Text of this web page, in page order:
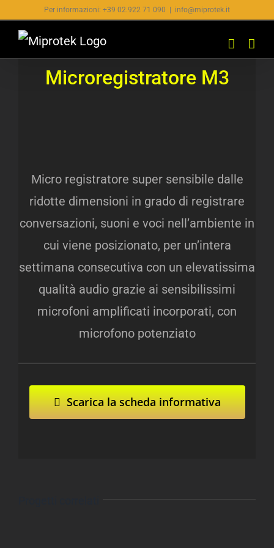
contenuto
Per informazioni: +39 02.922 71 090 info@miprotek.it
Microregistratore M3
Micro registratore super sensibile dalle
ridotte dimensioni in grado di registrare
conversazioni, suoni e voci nell’ambiente in
cui viene posizionato, per un’intera
settimana consecutiva con un elevatissima
qualità audio grazie ai sensibilissimi
microfoni amplificati incorporati, con
microfono potenziato
Scarica la scheda informativa